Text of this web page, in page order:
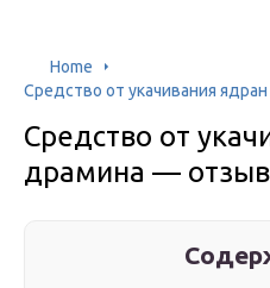
Home
Средство от укачивания
Средство от
драмина —